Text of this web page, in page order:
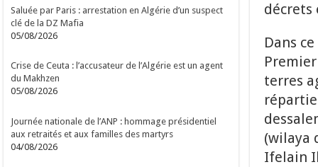
décrets
Dans
terres
(wilaya
Ifelain
Saluée par Paris : arrestation en Algérie d’un suspect
clé de la DZ Mafia
05/08/2026
Crise de Ceuta : l’accusateur de l’Algérie est un agent
du Makhzen
05/08/2026
Journée nationale de l’ANP : hommage présidentiel
aux retraités et aux familles des martyrs
04/08/2026